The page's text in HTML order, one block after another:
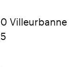
Villeurbanne